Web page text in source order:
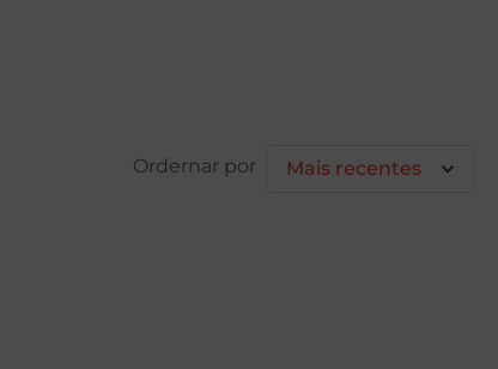
Mais recentes